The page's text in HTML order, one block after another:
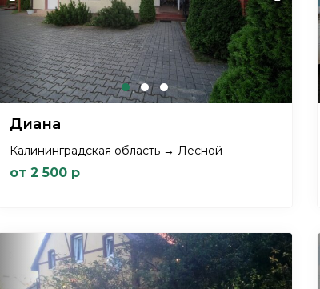
Диана
Калининградская область → Лесной
от 2 500 р